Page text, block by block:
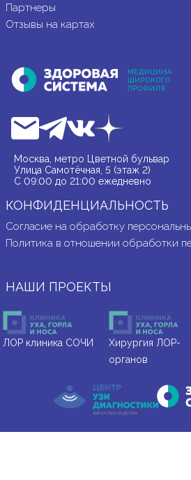
Партнеры
Отзывы на картах
Москва, метро Цветной бульвар
Улица Самотёчная, 5 (этаж 2)
С 09:00 до 21:00 ежедневно
КОНФИДЕНЦИАЛЬНОСТЬ
Согласие на обработку
Политика в отношении обработки
НАШИ ПРОЕКТЫ
ЛОР клиника СОЧИ
Хирургия ЛОР-
органов